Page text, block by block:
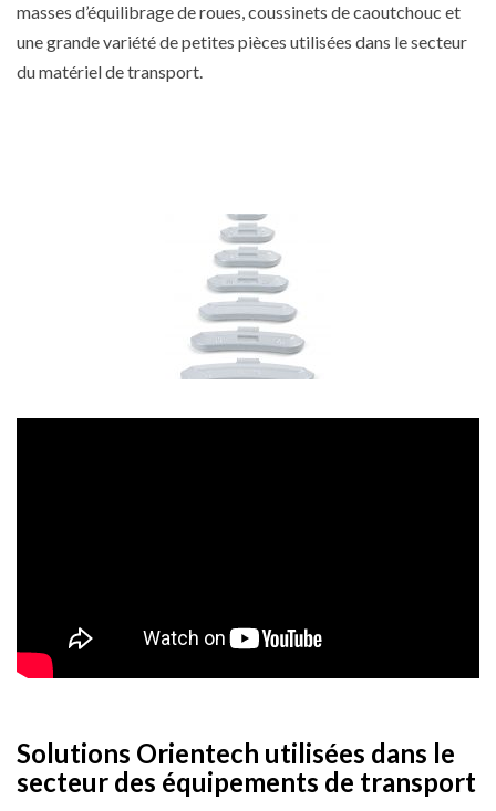
masses d’équilibrage de roues, coussinets de caoutchouc et
une grande variété de petites pièces utilisées dans le secteur
du matériel de transport.
Solutions Orientech utilisées dans le
secteur des équipements de transport